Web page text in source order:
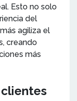
Esto no solo
del
agiliza el
creando
más